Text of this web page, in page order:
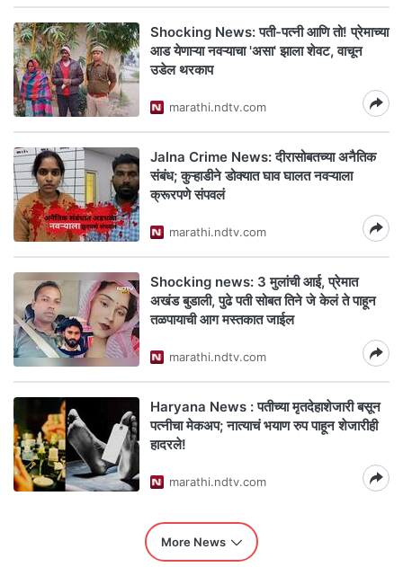
Shocking News: पती-पत्नी आणि तो! प्रेमाच्या
आड येणाऱ्या नवऱ्याचा 'असा' झाला शेवट, वाचून
उडेल थरकाप
marathi.ndtv.com
Jalna Crime News: दीरासोबतच्या अनैतिक
संबंध; कुऱ्हाडीने डोक्यात घाव घालत नवऱ्याला
क्रूरपणे संपवलं
marathi.ndtv.com
Shocking news: 3 मुलांची आई, प्रेमात
अखंड बुडाली, पुढे पती सोबत तिने जे केलं ते पाहून
तळपायाची आग मस्तकात जाईल
marathi.ndtv.com
Haryana News : पतीच्या मृतदेहाशेजारी बसून
पत्नीचा मेकअप; नात्याचं भयाण रुप पाहून शेजारीही
हादरले!
marathi.ndtv.com
More News